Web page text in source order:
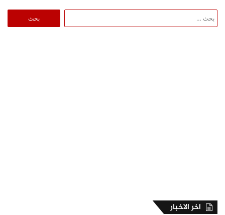
عن:
اخر الاخبار